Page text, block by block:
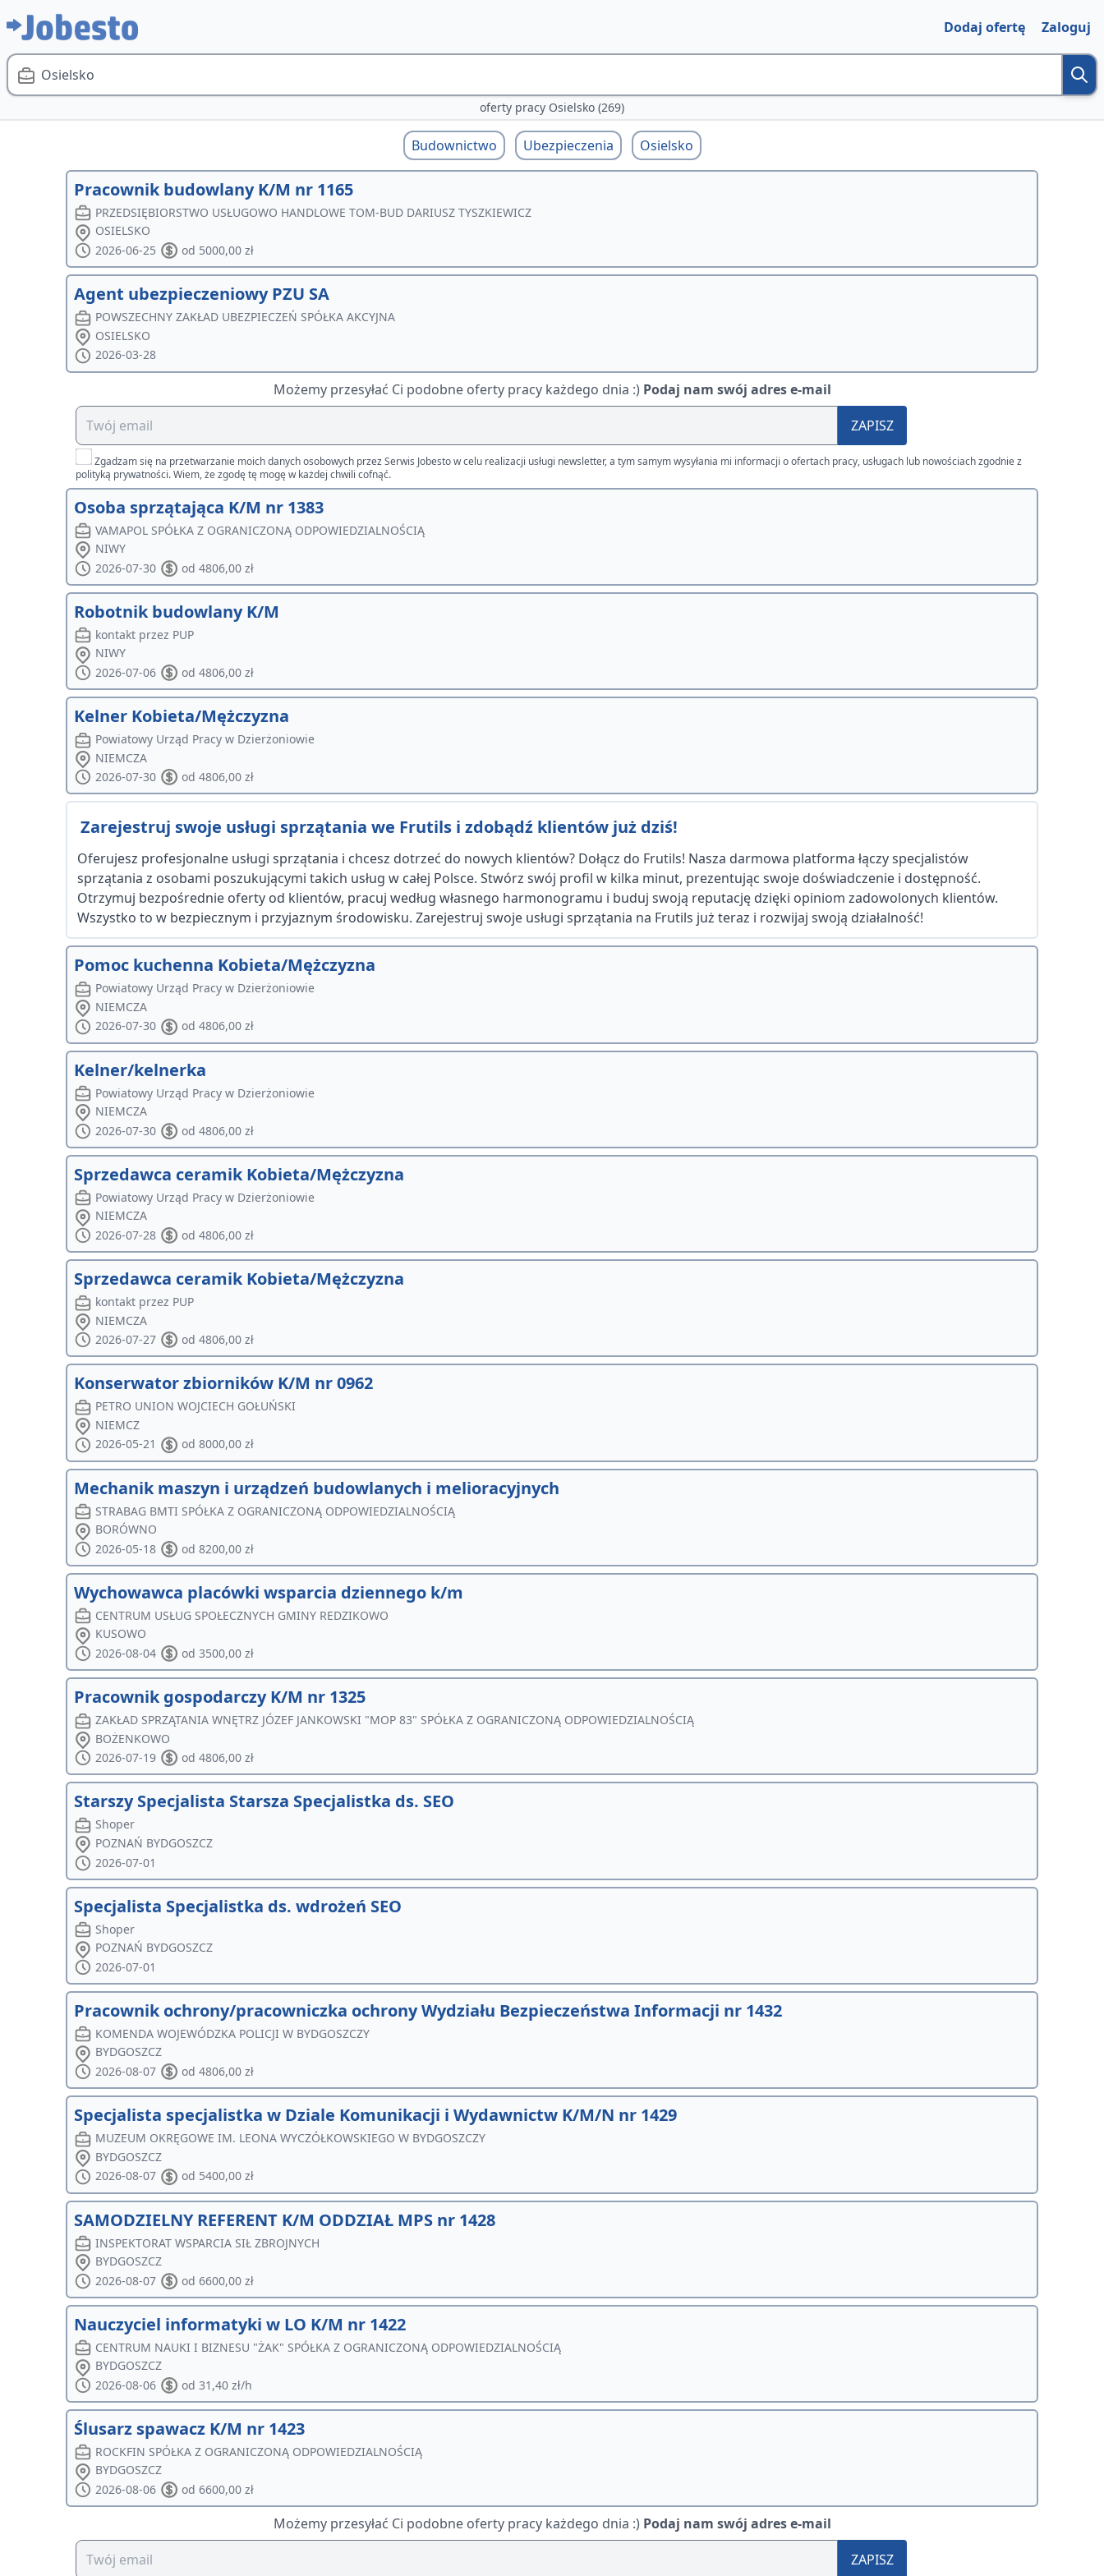
Dodaj ofertę Zaloguj
Osielsko
oferty pracy Osielsko (269)
Budownictwo Ubezpieczenia Osielsko
Pracownik budowlany K/M nr 1165
PRZEDSIĘBIORSTWO USŁUGOWO HANDLOWE TOM-BUD DARIUSZ TYSZKIEWICZ
OSIELSKO
2026-06-25
od 5000,00 zł
Agent ubezpieczeniowy PZU SA
POWSZECHNY ZAKŁAD UBEZPIECZEŃ SPÓŁKA AKCYJNA
OSIELSKO
2026-03-28
Możemy przesyłać Ci podobne oferty pracy każdego dnia :) Podaj nam swój adres e-mail
ZAPISZ
Zgadzam się na przetwarzanie moich danych osobowych przez Serwis Jobesto w celu realizacji usługi newsletter, a tym samym wysyłania mi informacji o ofertach pracy, usługach lub nowościach zgodnie z
polityką prywatności. Wiem, że zgodę tę mogę w każdej chwili cofnąć.
Osoba sprzątająca K/M nr 1383
VAMAPOL SPÓŁKA Z OGRANICZONĄ ODPOWIEDZIALNOŚCIĄ
NIWY
2026-07-30
od 4806,00 zł
Robotnik budowlany K/M
kontakt przez PUP
NIWY
2026-07-06
od 4806,00 zł
Kelner Kobieta/Mężczyzna
Powiatowy Urząd Pracy w Dzierżoniowie
NIEMCZA
2026-07-30
od 4806,00 zł
Zarejestruj swoje usługi sprzątania we Frutils i zdobądź klientów już dziś!
Oferujesz profesjonalne usługi sprzątania i chcesz dotrzeć do nowych klientów? Dołącz do Frutils! Nasza darmowa platforma łączy specjalistów
sprzątania z osobami poszukującymi takich usług w całej Polsce. Stwórz swój profil w kilka minut, prezentując swoje doświadczenie i dostępność.
Otrzymuj bezpośrednie oferty od klientów, pracuj według własnego harmonogramu i buduj swoją reputację dzięki opiniom zadowolonych klientów.
Wszystko to w bezpiecznym i przyjaznym środowisku. Zarejestruj swoje usługi sprzątania na Frutils już teraz i rozwijaj swoją działalność!
Pomoc kuchenna Kobieta/Mężczyzna
Powiatowy Urząd Pracy w Dzierżoniowie
NIEMCZA
2026-07-30
od 4806,00 zł
Kelner/kelnerka
Powiatowy Urząd Pracy w Dzierżoniowie
NIEMCZA
2026-07-30
od 4806,00 zł
Sprzedawca ceramik Kobieta/Mężczyzna
Powiatowy Urząd Pracy w Dzierżoniowie
NIEMCZA
2026-07-28
od 4806,00 zł
Sprzedawca ceramik Kobieta/Mężczyzna
kontakt przez PUP
NIEMCZA
2026-07-27
od 4806,00 zł
Konserwator zbiorników K/M nr 0962
PETRO UNION WOJCIECH GOŁUŃSKI
NIEMCZ
2026-05-21
od 8000,00 zł
Mechanik maszyn i urządzeń budowlanych i melioracyjnych
STRABAG BMTI SPÓŁKA Z OGRANICZONĄ ODPOWIEDZIALNOŚCIĄ
BORÓWNO
2026-05-18
od 8200,00 zł
Wychowawca placówki wsparcia dziennego k/m
CENTRUM USŁUG SPOŁECZNYCH GMINY REDZIKOWO
KUSOWO
2026-08-04
od 3500,00 zł
Pracownik gospodarczy K/M nr 1325
ZAKŁAD SPRZĄTANIA WNĘTRZ JÓZEF JANKOWSKI "MOP 83" SPÓŁKA Z OGRANICZONĄ ODPOWIEDZIALNOŚCIĄ
BOŻENKOWO
2026-07-19
od 4806,00 zł
Starszy Specjalista Starsza Specjalistka ds. SEO
Shoper
POZNAŃ BYDGOSZCZ
2026-07-01
Specjalista Specjalistka ds. wdrożeń SEO
Shoper
POZNAŃ BYDGOSZCZ
2026-07-01
Pracownik ochrony/pracowniczka ochrony Wydziału Bezpieczeństwa Informacji nr 1432
KOMENDA WOJEWÓDZKA POLICJI W BYDGOSZCZY
BYDGOSZCZ
2026-08-07
od 4806,00 zł
Specjalista specjalistka w Dziale Komunikacji i Wydawnictw K/M/N nr 1429
MUZEUM OKRĘGOWE IM. LEONA WYCZÓŁKOWSKIEGO W BYDGOSZCZY
BYDGOSZCZ
2026-08-07
od 5400,00 zł
SAMODZIELNY REFERENT K/M ODDZIAŁ MPS nr 1428
INSPEKTORAT WSPARCIA SIŁ ZBROJNYCH
BYDGOSZCZ
2026-08-07
od 6600,00 zł
Nauczyciel informatyki w LO K/M nr 1422
CENTRUM NAUKI I BIZNESU "ŻAK" SPÓŁKA Z OGRANICZONĄ ODPOWIEDZIALNOŚCIĄ
BYDGOSZCZ
2026-08-06
od 31,40 zł/h
Ślusarz spawacz K/M nr 1423
ROCKFIN SPÓŁKA Z OGRANICZONĄ ODPOWIEDZIALNOŚCIĄ
BYDGOSZCZ
2026-08-06
od 6600,00 zł
Możemy przesyłać Ci podobne oferty pracy każdego dnia :) Podaj nam swój adres e-mail
ZAPISZ